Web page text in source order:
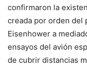
confirmaron la
creada por orden del
Eisenhower a
ensayos del avión
de cubrir distancias